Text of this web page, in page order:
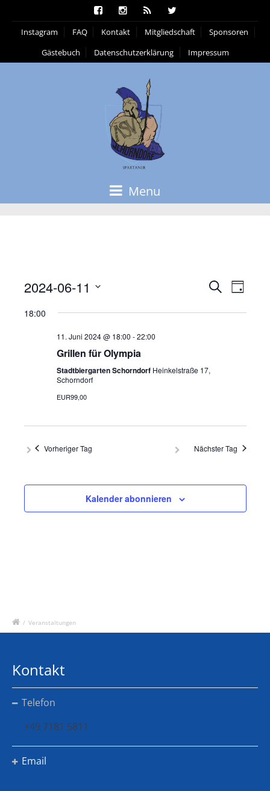
Instagram FAQ Kontakt Mitgliedschaft
Sponsoren
Gästebuch
Datenschutzerklärung Impressum
Menu
SucheTag
2024-06-11
wählen.
18:00
11. Juni 2024 @ 18:00 -22:00
Grillen für Olympia
Stadtbiergarten Schorndorf Heinkelstraße 17,
Schorndorf
EUR99,00
Vorheriger Tag Nächster Tag
Kalender abonnieren
/ Veranstaltungen
Kontakt
Telefon
+49 7181 5811
Email